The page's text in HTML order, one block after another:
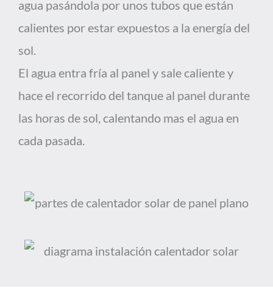
agua pasándola por unos tubos que están
calientes por estar expuestos a la energía del
sol.
El agua entra fría al panel y sale caliente y
hace el recorrido del tanque al panel durante
las horas de sol, calentando mas el agua en
cada pasada.